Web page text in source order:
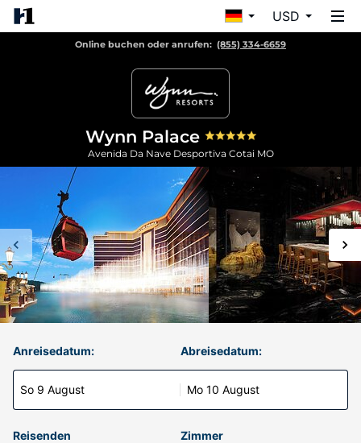
USD
Online buchen oder anrufen: (855) 334-6659
Wynn Palace
Avenida Da Nave Desportiva Cotai MO
Anreisedatum:
So 9 August
Abreisedatum:
Mo 10 August
Reisenden Zimmer